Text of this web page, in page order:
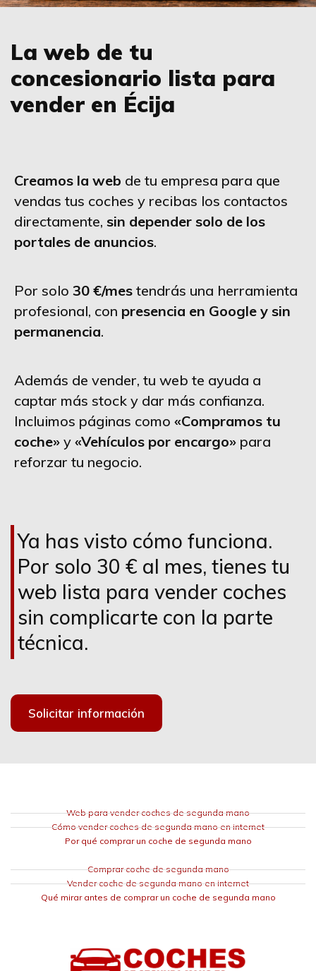
La web de tu
concesionario lista para
vender en Écija
Creamos la web de tu empresa para que
vendas tus coches y recibas los contactos
directamente, sin depender solo de los
portales de anuncios.
Por solo 30 €/mes tendrás una herramienta
profesional, con presencia en Google y sin
permanencia.
Además de vender, tu web te ayuda a
captar más stock y dar más confianza.
Incluimos páginas como «Compramos tu
coche» y «Vehículos por encargo» para
reforzar tu negocio.
Ya has visto cómo funciona.
Por solo 30 € al mes, tienes tu
web lista para vender coches
sin complicarte con la parte
técnica.
Solicitar información
Web para vender coches de segunda mano
Cómo vender coches de segunda mano en internet
Por qué comprar un coche de segunda mano
Comprar coche de segunda mano
Vender coche de segunda mano en internet
Qué mirar antes de comprar un coche de segunda mano